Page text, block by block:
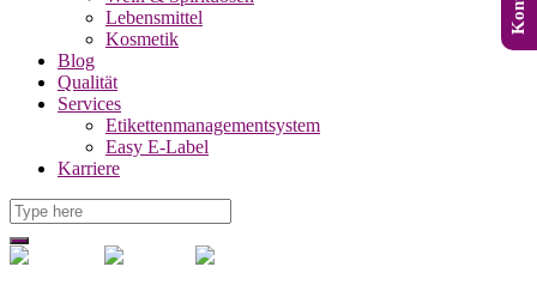
Lebensmittel
Kosmetik
Blog
Qualität
Services
Etikettenmanagementsystem
Easy E-Label
Karriere